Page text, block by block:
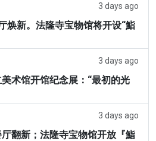
3 days ago
焕新。法隆寺宝物馆将开设“鮨
3 days ago
术馆开馆纪念展：“最初的光
3 days ago
翻新；法隆寺宝物馆开放『鮨